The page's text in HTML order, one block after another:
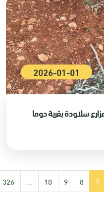
2026-01-01
سلاودة بقرية دوما
7
8
9
10
...
326